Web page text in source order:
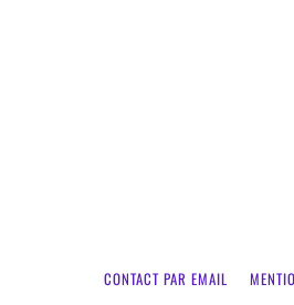
CONTACT PAR EMAIL